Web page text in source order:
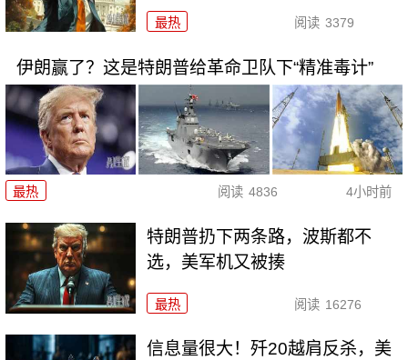
最热 阅读 3379
伊朗赢了？这是特朗普给革命卫队下“精准毒计”
最热 阅读 4836 4小时前
特朗普扔下两条路，波斯都不
选，美军机又被揍
最热 阅读 16276
信息量很大！歼20越肩反杀，美